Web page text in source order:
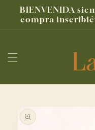
directamente
al contenido
BIENVENIDA
compra
información